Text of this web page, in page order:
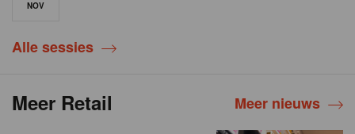
NOV
Alle sessies
Meer Retail Meer nieuws